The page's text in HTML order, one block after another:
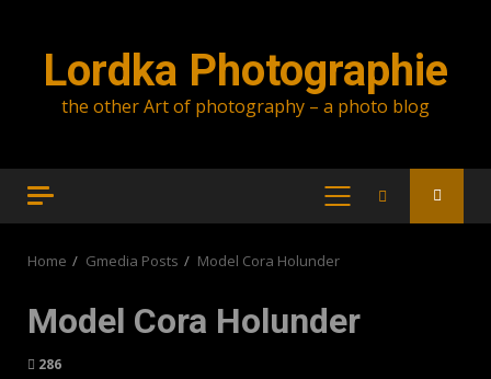
Lordka Photographie
the other Art of photography – a photo blog
PRIMARY
Home Gmedia Posts Model Cora Holunder
Model Cora Holunder
286